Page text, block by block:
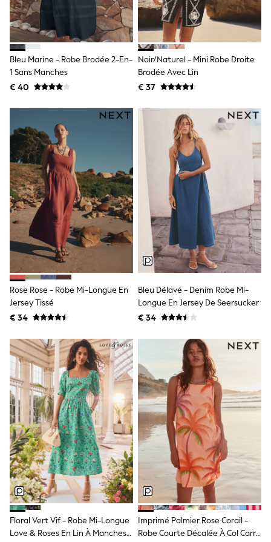
Crocs
Havaianas
Pour Moi
Skechers
GIRLS
New In
New in from Next
Trending: Top & Short Sets
Trending: Clogs
Toy Story
THE SET
50 - 92cm
98 - 110cm
116 - 134cm
140 - 174cm
All Clothing
T-Shirts
Dresses
Shorts & Skirts
Coats & Jackets
Sweatshirts & Hoodies
Knitwear
Trousers & Leggings
Sets & Outfits
Tops
Nightwear & Pyjamas
Jeans
Shirts & Blouses
Swimwear
Sportswear
Dungarees
Multipacks
All Holiday Shop
Tops
Dresses
Shorts
Skirts
Sandals & Sliders
Rash Vests
Sun Safe Swimwear
Sun Hats & Caps
Denim Jackets
Raincoats
Bleu Marine - Robe Brodée 2-En-
1 Sans Manches
€ 40
Noir/naturel - Mini Robe Droite
Brodée Avec Lin
€ 37
Rose Rose - Robe Mi-Longue En
Jersey Tissé
€ 34
Bleu Délavé - Denim Robe Mi-
Longue En Jersey De Seersucker
€ 34
Floral Vert Vif - Robe Mi-Longue
Love & Roses En Lin À Manches
Imprimé Palmier Rose Corail -
Robe Courte Décalée À Col Carré